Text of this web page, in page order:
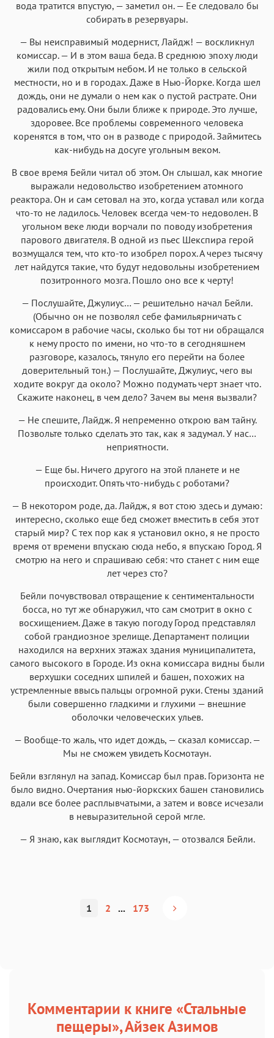
вода тратится впустую, — заметил он. — Ее следовало бы
собирать в резервуары.
— Вы неисправимый модернист, Лайдж! — воскликнул
комиссар. — И в этом ваша беда. В среднюю эпоху люди
жили под открытым небом. И не только в сельской
местности, но и в городах. Даже в Нью-Йорке. Когда шел
дождь, они не думали о нем как о пустой растрате. Они
радовались ему. Они были ближе к природе. Это лучше,
здоровее. Все проблемы современного человека
коренятся в том, что он в разводе с природой. Займитесь
как-нибудь на досуге угольным веком.
В свое время Бейли читал об этом. Он слышал, как многие
выражали недовольство изобретением атомного
реактора. Он и сам сетовал на это, когда уставал или когда
что-то не ладилось. Человек всегда чем-то недоволен. В
угольном веке люди ворчали по поводу изобретения
парового двигателя. В одной из пьес Шекспира герой
возмущался тем, что кто-то изобрел порох. А через тысячу
лет найдутся такие, что будут недовольны изобретением
позитронного мозга. Пошло оно все к черту!
— Послушайте, Джулиус… — решительно начал Бейли.
(Обычно он не позволял себе фамильярничать с
комиссаром в рабочие часы, сколько бы тот ни обращался
к нему просто по имени, но что-то в сегодняшнем
разговоре, казалось, тянуло его перейти на более
доверительный тон.) — Послушайте, Джулиус, чего вы
ходите вокруг да около? Можно подумать черт знает что.
Скажите наконец, в чем дело? Зачем вы меня вызвали?
— Не спешите, Лайдж. Я непременно открою вам тайну.
Позвольте только сделать это так, как я задумал. У нас…
неприятности.
— Еще бы. Ничего другого на этой планете и не
происходит. Опять что-нибудь с роботами?
— В некотором роде, да. Лайдж, я вот стою здесь и думаю:
интересно, сколько еще бед сможет вместить в себя этот
старый мир? С тех пор как я установил окно, я не просто
время от времени впускаю сюда небо, я впускаю Город. Я
смотрю на него и спрашиваю себя: что станет с ним еще
лет через сто?
Бейли почувствовал отвращение к сентиментальности
босса, но тут же обнаружил, что сам смотрит в окно с
восхищением. Даже в такую погоду Город представлял
собой грандиозное зрелище. Департамент полиции
находился на верхних этажах здания муниципалитета,
самого высокого в Городе. Из окна комиссара видны были
верхушки соседних шпилей и башен, похожих на
устремленные ввысь пальцы огромной руки. Стены зданий
были совершенно гладкими и глухими — внешние
оболочки человеческих ульев.
— Вообще-то жаль, что идет дождь, — сказал комиссар. —
Мы не сможем увидеть Космотаун.
Бейли взглянул на запад. Комиссар был прав. Горизонта не
было видно. Очертания нью-йоркских башен становились
вдали все более расплывчатыми, а затем и вовсе исчезали
в невыразительной серой мгле.
— Я знаю, как выглядит Космотаун, — отозвался Бейли.
1 2 ... 173
Комментарии к книге «Стальные
пещеры», Айзек Азимов